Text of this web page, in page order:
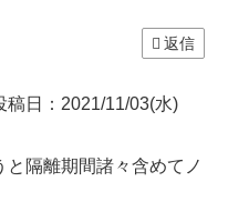
返信
稿日：2021/11/03(水)
隔離期間諸々含めてノ